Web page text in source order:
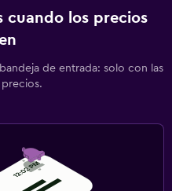
cuando los precios
de entrada: solo con las